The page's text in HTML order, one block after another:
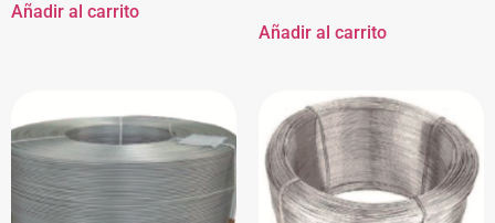
Añadir al carrito
Añadir al carrito